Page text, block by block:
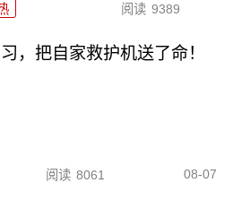
阅读 9389
，把自家救护机送了命！
阅读 8061 08-07